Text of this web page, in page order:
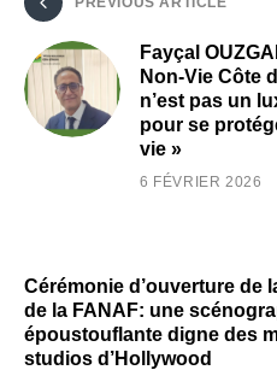
Fayçal
Non-Vie Côte
n’est pas un
pour se
vie »
6 FÉVRIER 2026
Cérémonie d’ouverture de
de la FANAF: une
époustouflante digne des
studios d’Hollywood